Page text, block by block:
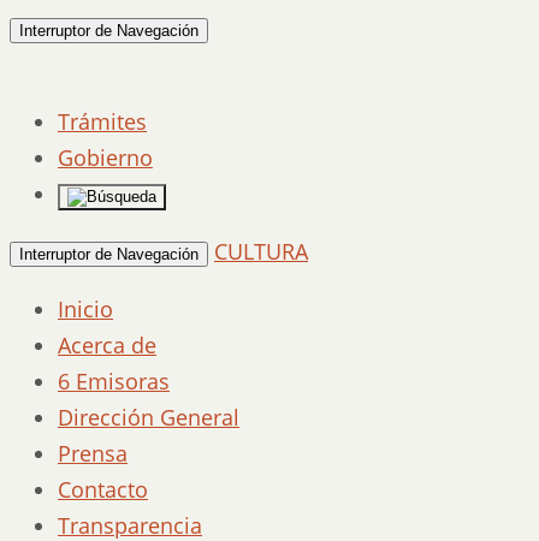
Interruptor de Navegación
Trámites
Gobierno
Interruptor de Navegación
CULTURA
Inicio
Acerca de
6 Emisoras
Dirección General
Prensa
Contacto
Transparencia